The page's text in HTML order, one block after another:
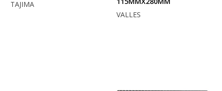
TAJIMA
VALLES